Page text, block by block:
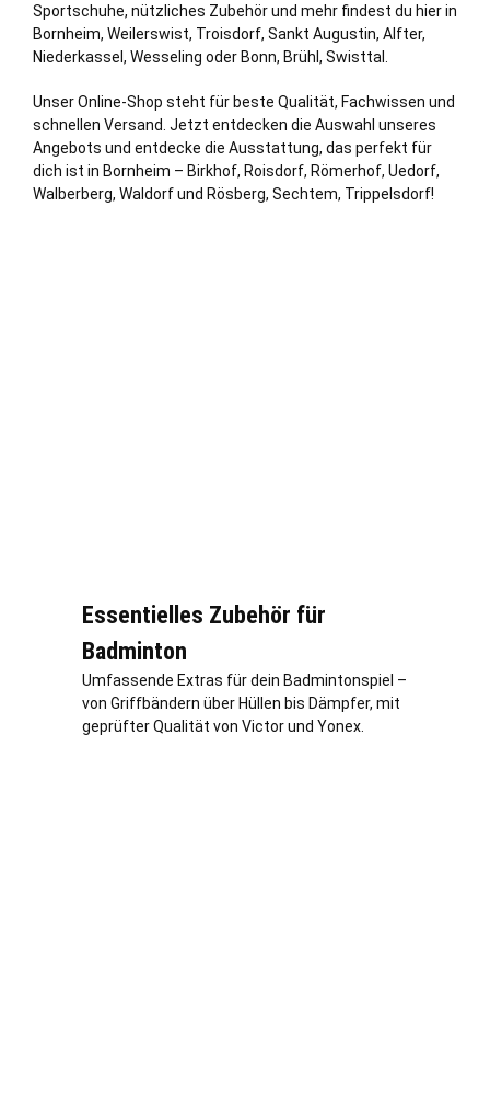
Sportschuhe, nützliches Zubehör und mehr findest du hier in
Bornheim, Weilerswist, Troisdorf, Sankt Augustin, Alfter,
Niederkassel , Wesseling oder Bonn, Brühl , Swisttal
Unser Online-Shop steht für beste Qualität, Fachwissen und
schnellen Versand. Jetzt entdecken die Auswahl unseres
Angebots und entdecke die Ausstattung, das perfekt für
dich ist in Bornheim – Birkhof, Roisdorf, Römerhof, Uedorf,
Walberberg, Waldorf und Rösberg, Sechtem, Trippelsdorf!
Essentielles Zubehör für
Badminton
Umfassende Extras für dein Badmintonspiel –
von Griffbändern über Hüllen bis Dämpfer, mit
geprüfter Qualität von Victor und Yonex.